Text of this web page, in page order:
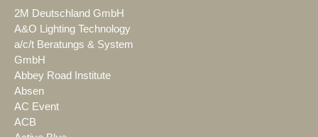
2M Deutschland GmbH
A&O Lighting Technology
a/c/t Beratungs & System
GmbH
Abbey Road Institute
Absen
AC Event
ACB